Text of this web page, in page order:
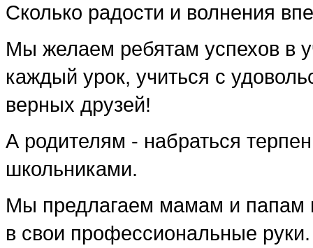
Сколько радости и волнения
Мы желаем ребятам успехов в
каждый урок, учиться с
верных друзей!
А родителям - набраться
школьниками.
Мы предлагаем мамам и папам
в свои профессиональные руки.